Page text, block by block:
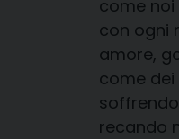
come
con ogni
amore,
come dei
recando